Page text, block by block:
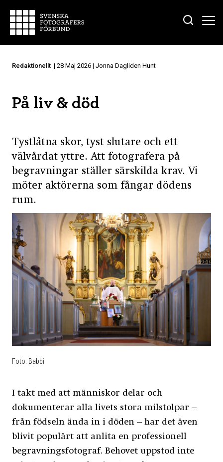
Redaktionellt | 28 Maj 2026 | Jonna Dagliden Hunt
På liv & död
Tystlåtna skor, tyst slutare och ett
välvårdat yttre. Att fotografera på
begravningar ställer särskilda krav. Vi
möter aktörerna som fångar dödens
rum.
Foto: Babbi
I takt med att människor delar och
dokumenterar alla livets stora milstolpar –
från födseln ända in i döden – har det även
blivit populärt att anlita en professionell
begravningsfotograf. Behovet uppstod inte